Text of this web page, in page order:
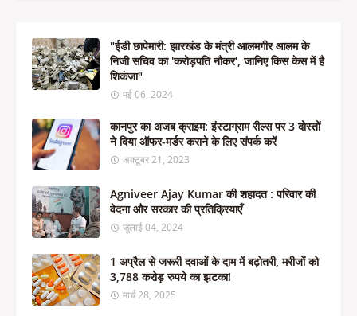
"ईडी छापेमारी: झारखंड के मंत्री आलमगीर आलम के
निजी सचिव का 'करोड़पति नौकर', जानिए किस केस में है
शिकंजा"
मई 06, 2024
कानपुर का अजब क्राइम: इंस्टाग्राम रील्स पर 3 दोस्तों
ने दिया ऑफर-मर्डर कराने के लिए संपर्क करें
अक्टूबर 21, 2023
Agniveer Ajay Kumar की शहादत : परिवार की
वेदना और सरकार की प्रतिक्रियाएँ
जुलाई 04, 2024
1 अप्रैल से जरूरी दवाओं के दाम में बढ़ोतरी, मरीजों को
3,788 करोड़ रुपये का झटका!
मार्च 28, 2025